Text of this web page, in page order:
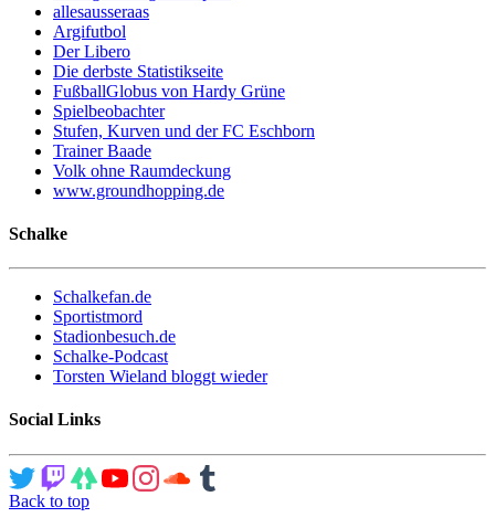
allesausseraas
Argifutbol
Der Libero
Die derbste Statistikseite
FußballGlobus von Hardy Grüne
Spielbeobachter
Stufen, Kurven und der FC Eschborn
Trainer Baade
Volk ohne Raumdeckung
www.groundhopping.de
Schalke
Schalkefan.de
Sportistmord
Stadionbesuch.de
Schalke-Podcast
Torsten Wieland bloggt wieder
Social Links
Back to top